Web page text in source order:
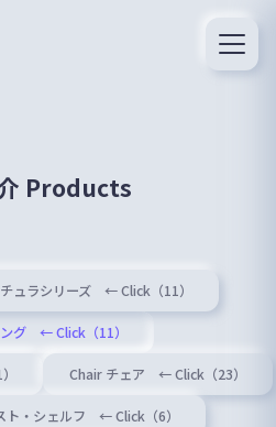
Products
ュラシリーズ ← Click（11）
グ ← Click（11）
Chair チェア ← Click（23）
ト・シェルフ ← Click（6）